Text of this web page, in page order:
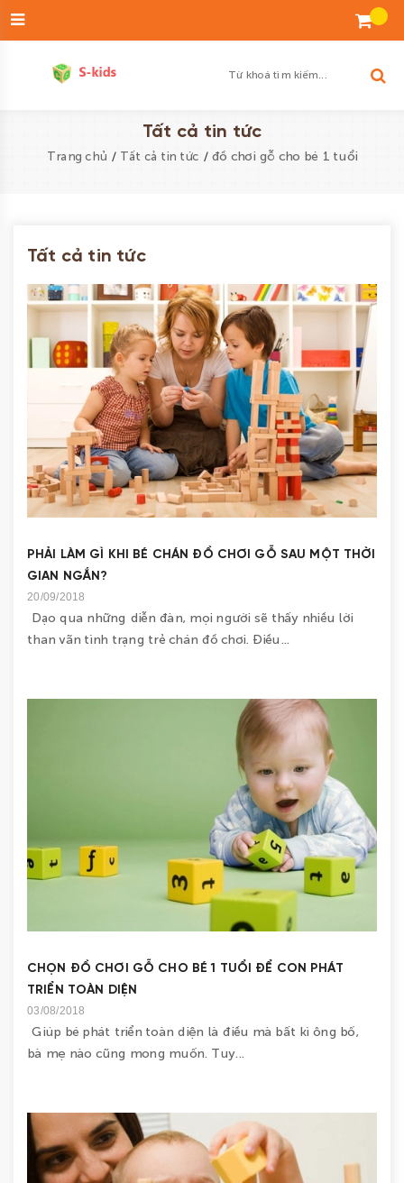
Danh
yêu
ĐỘ
TUỔI
BÉ
TRAI
BÉ
GÁI
ĐỒ
GIÁO
COMBO
Tất cả tin tức
Trang chủ / Tất cả tin tức / đồ chơi gỗ cho bé 1 tuổi
Tất cả tin tức
PHẢI LÀM GÌ KHI BÉ CHÁN ĐỒ CHƠI GỖ SAU MỘT THỜI
GIAN NGẮN?
20/09/2018
Dạo qua những diễn đàn, mọi người sẽ thấy nhiều lời
than vãn tình trạng trẻ chán đồ chơi. Điều...
CHỌN ĐỒ CHƠI GỖ CHO BÉ 1 TUỔI ĐỂ CON PHÁT
TRIỂN TOÀN DIỆN
03/08/2018
Giúp bé phát triển toàn diện là điều mà bất kì ông bố,
bà mẹ nào cũng mong muốn. Tuy...